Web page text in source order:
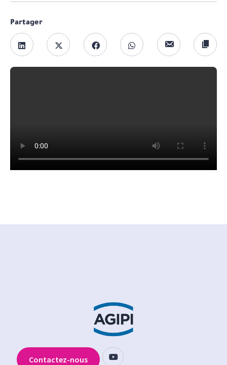
Partager
Contactez-nous